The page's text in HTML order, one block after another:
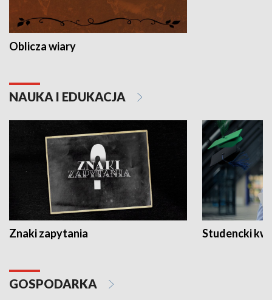
Oblicza wiary
NAUKA I EDUKACJA
Znaki zapytania Studencki
GOSPODARKA